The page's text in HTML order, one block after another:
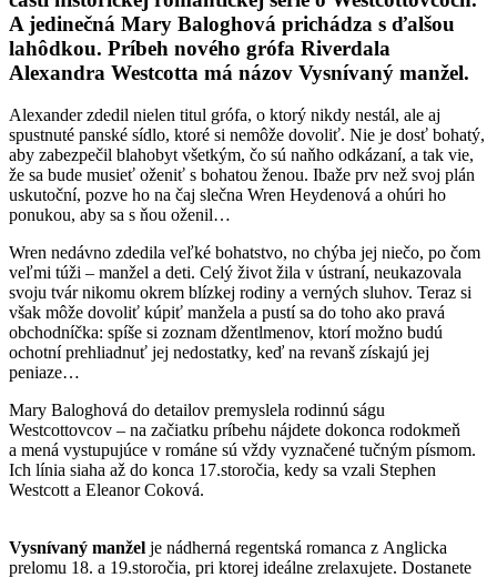
A jedinečná Mary Baloghová prichádza s ďalšou
lahôdkou. Príbeh nového grófa Riverdala
Alexandra Westcotta má názov Vysnívaný manžel.
Alexander zdedil nielen titul grófa, o ktorý nikdy nestál, ale aj
spustnuté panské sídlo, ktoré si nemôže dovoliť. Nie je dosť bohatý,
aby zabezpečil blahobyt všetkým, čo sú naňho odkázaní, a tak vie,
že sa bude musieť oženiť s bohatou ženou. Ibaže prv než svoj plán
uskutoční, pozve ho na čaj slečna Wren Heydenová a ohúri ho
ponukou, aby sa s ňou oženil…
Wren nedávno zdedila veľké bohatstvo, no chýba jej niečo, po čom
veľmi túži – manžel a deti. Celý život žila v ústraní, neukazovala
svoju tvár nikomu okrem blízkej rodiny a verných sluhov. Teraz si
však môže dovoliť kúpiť manžela a pustí sa do toho ako pravá
obchodníčka: spíše si zoznam džentlmenov, ktorí možno budú
ochotní prehliadnuť jej nedostatky, keď na revanš získajú jej
peniaze…
Mary Baloghová do detailov premyslela rodinnú ságu
Westcottovcov – na začiatku príbehu nájdete dokonca rodokmeň
a mená vystupujúce v románe sú vždy vyznačené tučným písmom.
Ich línia siaha až do konca 17.storočia, kedy sa vzali Stephen
Westcott a Eleanor Coková.
Vysnívaný manžel je nádherná regentská romanca z Anglicka
prelomu 18. a 19.storočia, pri ktorej ideálne zrelaxujete. Dostanete